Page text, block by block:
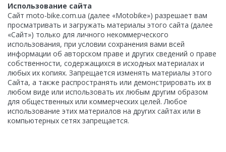
Использование сайта
Сайт moto-bike.com.ua (далее «Motobike») разрешает вам
просматривать и загружать материалы этого сайта (далее
«Сайт») только для личного некоммерческого
использования, при условии сохранения вами всей
информации об авторском праве и других сведений о праве
собственности, содержащихся в исходных материалах и
любых их копиях. Запрещается изменять материалы этого
Сайта, а также распространять или демонстрировать их в
любом виде или использовать их любым другим образом
для общественных или коммерческих целей. Любое
использование этих материалов на других сайтах или в
компьютерных сетях запрещается.